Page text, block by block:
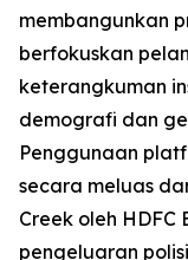
membangunkan
berfokuskan
keterangkuman
demografi dan
Penggunaan
secara meluas
Creek oleh HDFC
pengeluaran